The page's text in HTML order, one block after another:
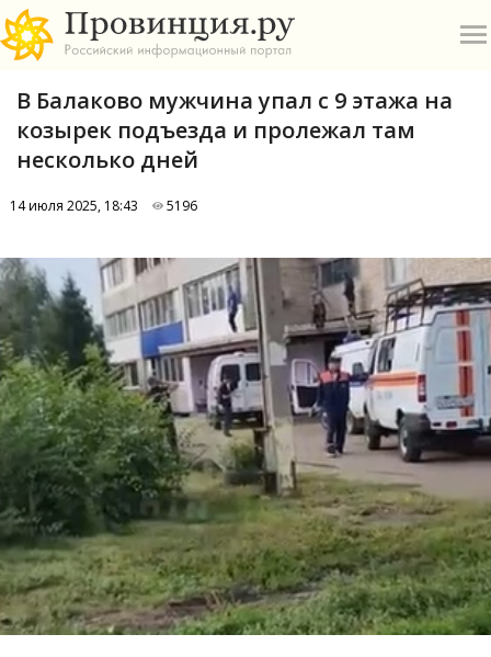
А
Б
В
Е
И
П
Р
С
В Балаково мужчина упал с 9 этажа на
козырек подъезда и пролежал там
несколько дней
14 июля 2025, 18:43 5196